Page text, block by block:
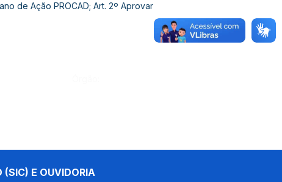
de Ação PROCAD; Art. 2º Aprovar
(SIC) E OUVIDORIA